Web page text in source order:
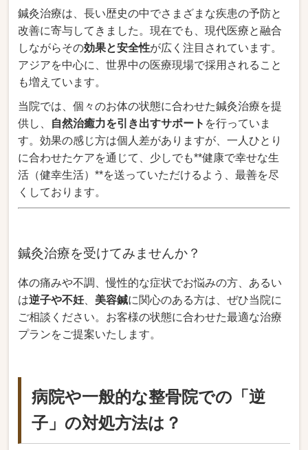
鍼灸治療は、長い歴史の中でさまざまな疾患の予防と
改善に寄与してきました。現在でも、現代医療と融合
しながらその効果と安全性が広く注目されています。
アジアを中心に、世界中の医療現場で採用されること
も増えています。
当院では、個々のお体の状態に合わせた鍼灸治療を提
供し、
自然治癒力を引き出すサポート を行っていま
す。効果の感じ方は個人差がありますが、一人ひとり
に合わせたケアを通じて、少しでも**健康で幸せな生
活（健幸生活）**を送っていただけるよう、最善を尽
くしております。
鍼灸治療を受けてみませんか？
体の痛みや不調、慢性的な症状でお悩みの方、あるい
は逆子や不妊、 美容鍼に関心のある方は、ぜひ当院に
ご相談ください。お客様の状態に合わせた最適な治療
プランをご提案いたします。
病院や一般的な整骨院での「逆
子」の対処方法は？